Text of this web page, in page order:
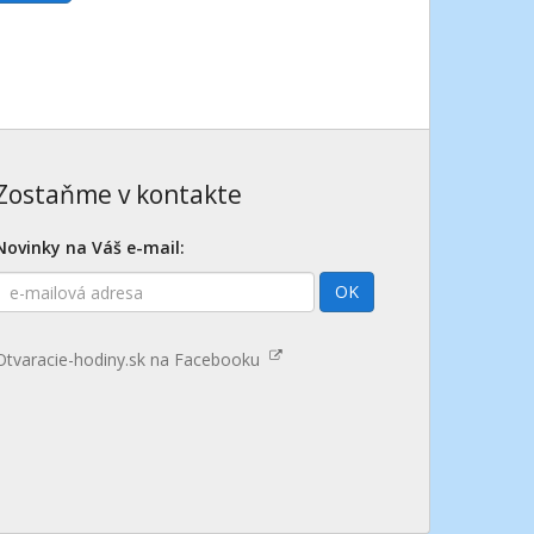
v kontakte
na Váš e-mail:
OK
hodiny.sk na Facebooku